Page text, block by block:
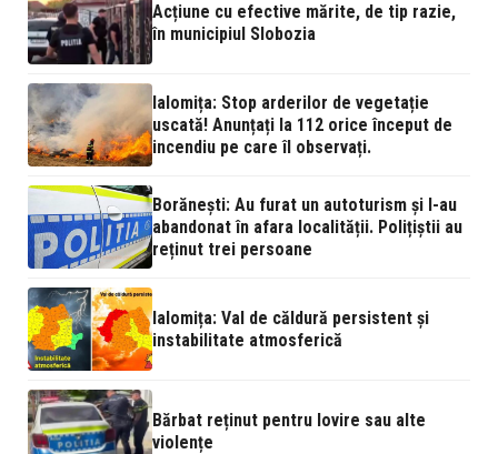
Acțiune cu efective mărite, de tip razie,
în municipiul Slobozia
Ialomița: Stop arderilor de vegetație
uscată! Anunțați la 112 orice început de
incendiu pe care îl observați.
Borănești: Au furat un autoturism și l-au
abandonat în afara localității. Polițiștii au
reținut trei persoane
Ialomița: Val de căldură persistent și
instabilitate atmosferică
Bărbat reținut pentru lovire sau alte
violențe